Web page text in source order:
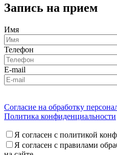
Запись на прием
Имя
Телефон
E-mail
Согласие на обработку
Политика конфиденциальности
Я согласен с политикой
Я согласен с правилами